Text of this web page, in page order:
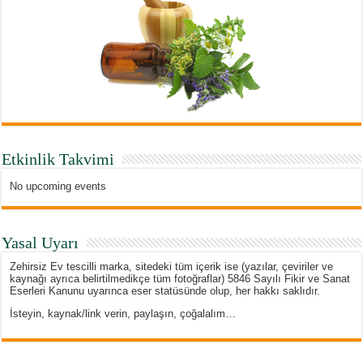
Etkinlik Takvimi
No upcoming events
Yasal Uyarı
Zehirsiz Ev tescilli marka, sitedeki tüm içerik ise (yazılar, çeviriler ve
kaynağı ayrıca belirtilmedikçe tüm fotoğraflar) 5846 Sayılı Fikir ve Sanat
Eserleri Kanunu uyarınca eser statüsünde olup, her hakkı saklıdır.
İsteyin, kaynak/link verin, paylaşın, çoğalalım…